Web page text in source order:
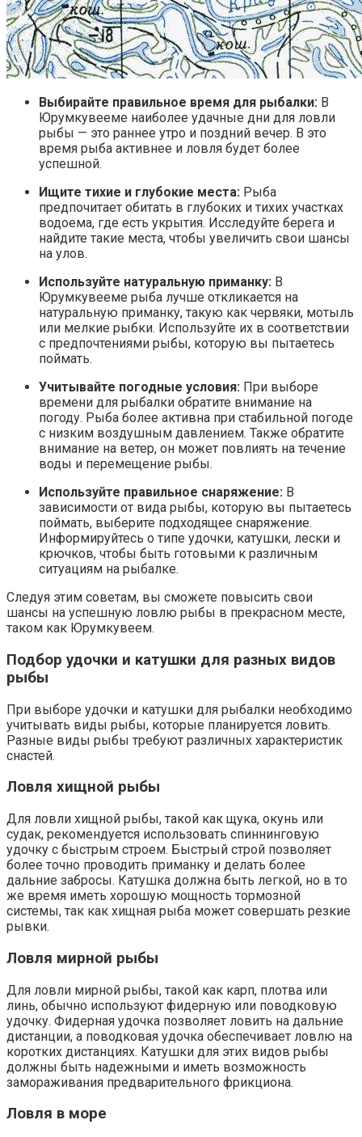
Выбирайте правильное время для рыбалки: В
Юрумкувееме наиболее удачные дни для ловли
рыбы — это раннее утро и поздний вечер. В это
время рыба активнее и ловля будет более
успешной.
Ищите тихие и глубокие места: Рыба
предпочитает обитать в глубоких и тихих участках
водоема, где есть укрытия. Исследуйте берега и
найдите такие места, чтобы увеличить свои шансы
на улов.
Используйте натуральную приманку: В
Юрумкувееме рыба лучше откликается на
натуральную приманку, такую как червяки, мотыль
или мелкие рыбки. Используйте их в соответствии
с предпочтениями рыбы, которую вы пытаетесь
поймать.
Учитывайте погодные условия: При выборе
времени для рыбалки обратите внимание на
погоду. Рыба более активна при стабильной погоде
с низким воздушным давлением. Также обратите
внимание на ветер, он может повлиять на течение
воды и перемещение рыбы.
Используйте правильное снаряжение: В
зависимости от вида рыбы, которую вы пытаетесь
поймать, выберите подходящее снаряжение.
Информируйтесь о типе удочки, катушки, лески и
крючков, чтобы быть готовыми к различным
ситуациям на рыбалке.
Следуя этим советам, вы сможете повысить свои
шансы на успешную ловлю рыбы в прекрасном месте,
таком как Юрумкувеем.
Подбор удочки и катушки для разных видов
рыбы
При выборе удочки и катушки для рыбалки необходимо
учитывать виды рыбы, которые планируется ловить.
Разные виды рыбы требуют различных характеристик
снастей.
Ловля хищной рыбы
Для ловли хищной рыбы, такой как щука, окунь или
судак, рекомендуется использовать спиннинговую
удочку с быстрым строем. Быстрый строй позволяет
более точно проводить приманку и делать более
дальние забросы. Катушка должна быть легкой, но в то
же время иметь хорошую мощность тормозной
системы, так как хищная рыба может совершать резкие
рывки.
Ловля мирной рыбы
Для ловли мирной рыбы, такой как карп, плотва или
линь, обычно используют фидерную или поводковую
удочку. Фидерная удочка позволяет ловить на дальние
дистанции, а поводковая удочка обеспечивает ловлю на
коротких дистанциях. Катушки для этих видов рыбы
должны быть надежными и иметь возможность
замораживания предварительного фрикциона.
Ловля в море